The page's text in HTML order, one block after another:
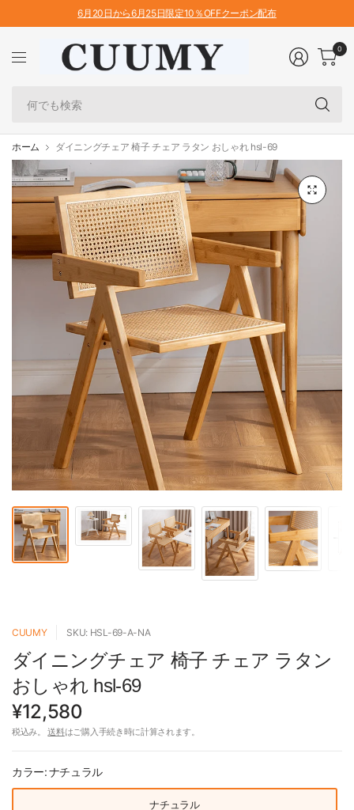
6月20日から6月25日限定10％OFFクーポン配布
索
0
ホーム ダイニングチェア 椅子 チェア ラタン おしゃれ hsl-69
CUUMY SKU: HSL-69-A-NA
ダイニングチェア 椅子 チェア ラタン
おしゃれ hsl-69
¥12,580
税込み。送料はご購入手続き時に計算されます。
カラー:ナチュラル
ナチュラル